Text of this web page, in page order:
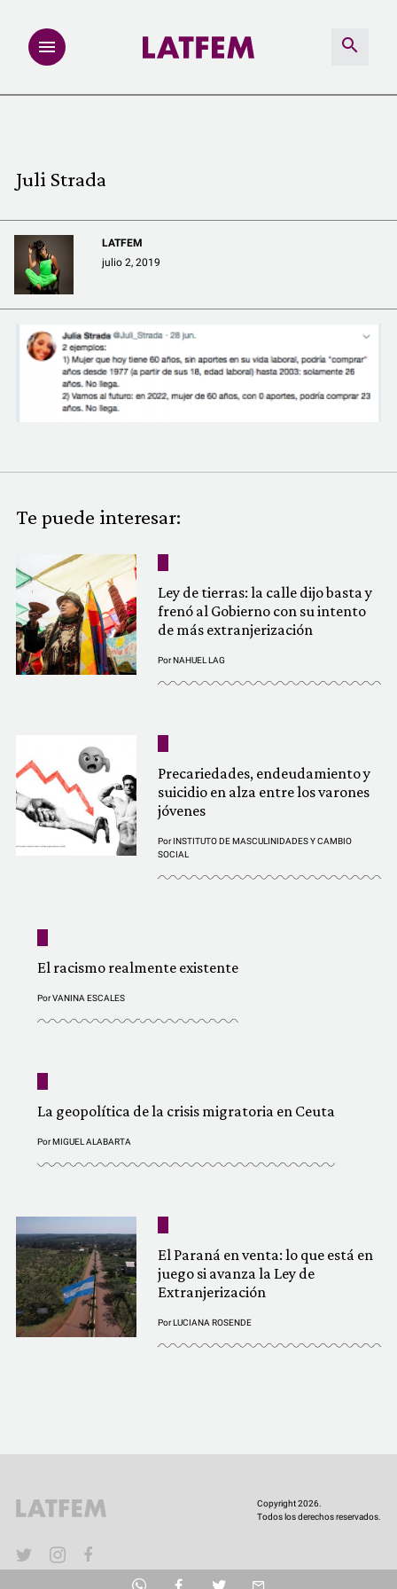
REDACCIÓN ABIERTA
LATFEMLAB.
PRODUCTOS
COMUNIDAD
Juli Strada
LATFEM
julio 2, 2019
Te puede interesar:
Ley de tierras: la calle dijo basta y
frenó al Gobierno con su intento
de más extranjerización
PorNAHUEL LAG
Precariedades, endeudamiento y
suicidio en alza entre los varones
jóvenes
PorINSTITUTO DE MASCULINIDADES Y CAMBIO
SOCIAL
El racismo realmente existente
PorVANINA ESCALES
La geopolítica de la crisis migratoria en Ceuta
PorMIGUEL ALABARTA
El Paraná en venta: lo que está en
juego si avanza la Ley de
Extranjerización
PorLUCIANA ROSENDE
TwitterInstagramFacebook
Copyright 2026.
Todos los derechos reservados.